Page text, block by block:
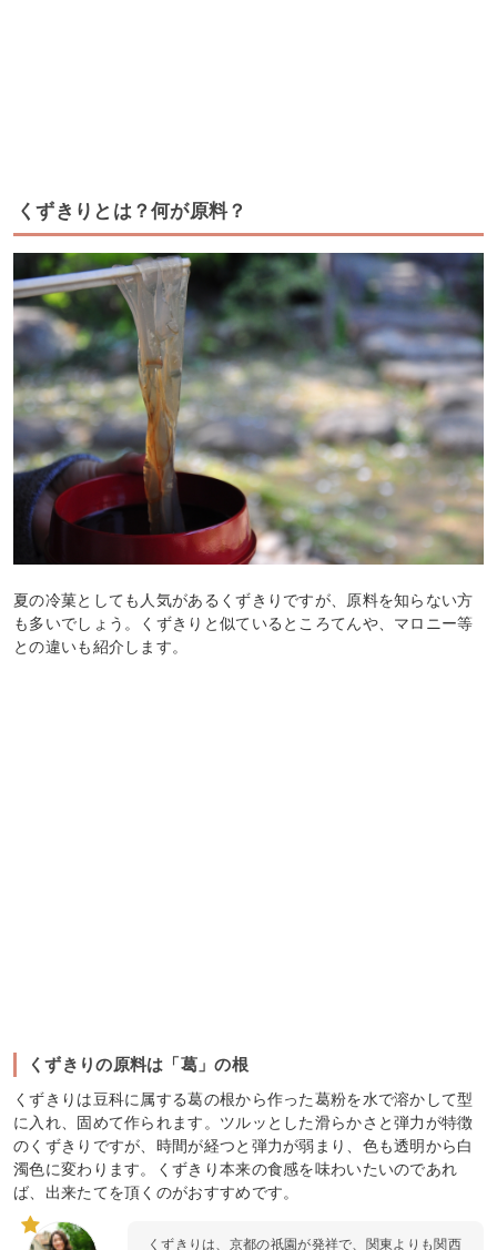
くずきりとは？何が原料？
夏の冷菓としても人気があるくずきりですが、原料を知らない方
も多いでしょう。くずきりと似ているところてんや、マロニー等
との違いも紹介します。
くずきりの原料は「葛」の根
くずきりは豆科に属する葛の根から作った葛粉を水で溶かして型
に入れ、固めて作られます。ツルッとした滑らかさと弾力が特徴
のくずきりですが、時間が経つと弾力が弱まり、色も透明から白
濁色に変わります。くずきり本来の食感を味わいたいのであれ
ば、出来たてを頂くのがおすすめです。
くずきりは、京都の祇園が発祥で、関東よりも関西